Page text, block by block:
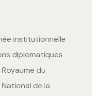
institutionnelle
diplomatiques
du
de la